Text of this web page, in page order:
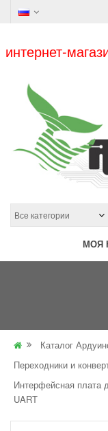
интернет-
МОЯ
Каталог
Переходники и
Интерфейсная плата
UART